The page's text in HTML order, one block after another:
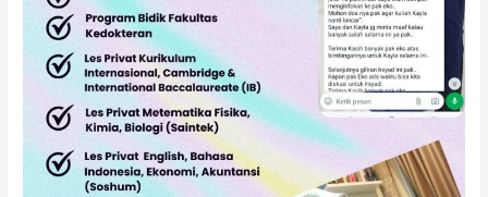
SMA
SNBT